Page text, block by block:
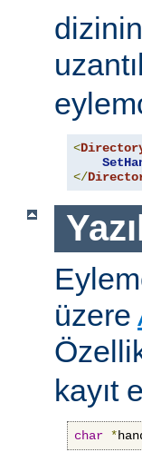
<
</
üzere
kayıt
char *